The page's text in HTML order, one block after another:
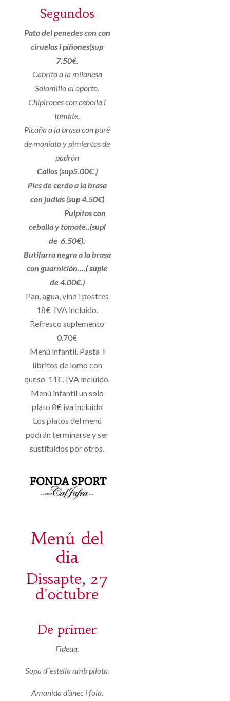
Segundos
Pato del penedes con con
ciruelas i piñones(sup
7.50€.
Cabrito a la milanesa
Solomillo al oporto.
Chipirones con cebolla i
tomate.
Picaña a la brasa con puré
de moniato y pimientos de
padrón
Callos (sup5.00€.)
Pies de cerdo a la brasa
con judías (sup 4.50€)
Pulpitos con
cebolla y tomate..(supl
de 6.50€).
Butifarra negra a la brasa
con guarnición….( suple
de 4.00€.)
Pan, agua, vino i postres
18€ IVA incluido.
Refresco suplemento
0.70€
Menú infantil. Pasta i
libritos de lomo con
queso 11€. IVA incluido.
Menú infantil un solo
plato 8€ iva incluido
Los platos del menú
podrán terminarse y ser
sustituidos por otros.
Menú del
dia
Dissapte, 27
d'octubre
De primer
Fideua.
Sopa d´estella amb pilota.
Amanida d’ànec i foia.